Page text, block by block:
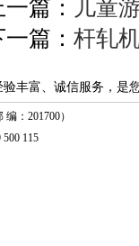
一篇： 儿童
篇： 杆轧
丰富、诚信服务，是
：201700）
115